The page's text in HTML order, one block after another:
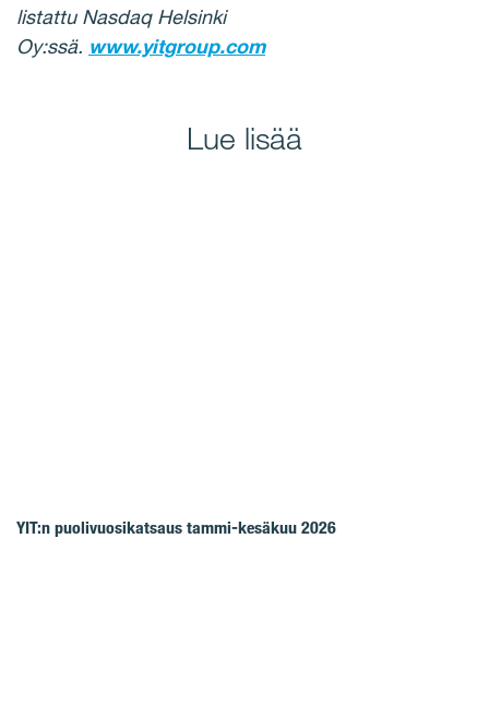
listattu Nasdaq Helsinki
Oy:ssä. www.yitgroup.com
Lue lisää
YIT:n puolivuosikatsaus tammi-kesäkuu 2026